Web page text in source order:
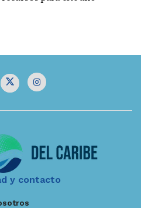
y contacto